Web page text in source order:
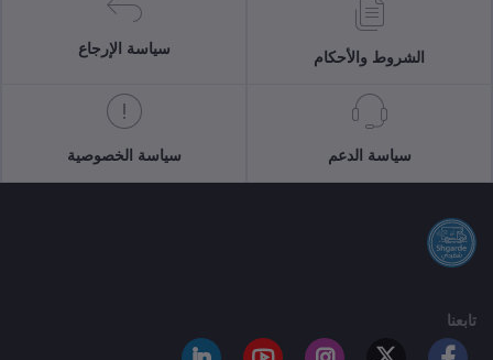
الشروط والأحكام
سياسة الإرجاع
سياسة الدعم سياسة الخصوصية
تابعنا